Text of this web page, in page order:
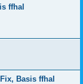
ffhal
Basis ffhal